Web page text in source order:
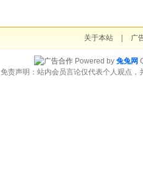
关于本站 广
Powered by 兔兔网
免责声明：站内会员言论仅代表个人观点